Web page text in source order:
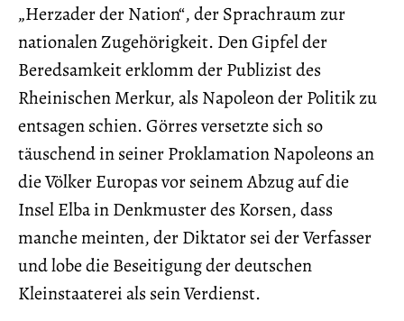
„Herzader der Nation“, der Sprachraum zur
nationalen Zugehörigkeit. Den Gipfel der
Beredsamkeit erklomm der Publizist des
Rheinischen Merkur, als Napoleon der Politik zu
entsagen schien. Görres versetzte sich so
täuschend in seiner Proklamation Napoleons an
die Völker Europas vor seinem Abzug auf die
Insel Elba in Denkmuster des Korsen, dass
manche meinten, der Diktator sei der Verfasser
und lobe die Beseitigung der deutschen
Kleinstaaterei als sein Verdienst.